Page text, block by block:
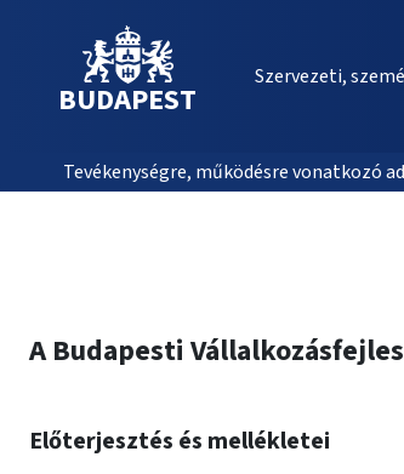
BUDAPEST
Szervezeti,
Tevékenységre, működésre vonatkozó
A Budapesti
Előterjesztés és mellékletei